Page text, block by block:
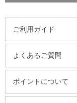
ご利用ガイド
よくあるご質問
ポイントについて